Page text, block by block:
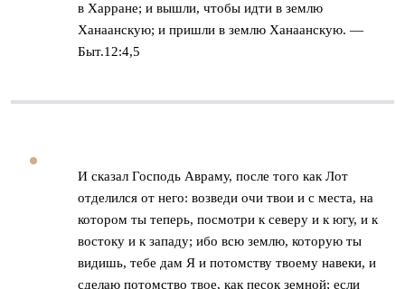
в Харране; и вышли, чтобы идти в землю
Ханаанскую; и пришли в землю Ханаанскую. —
Быт.12:4,5
И сказал Господь Авраму, после того как Лот
отделился от него: возведи очи твои и с места, на
котором ты теперь, посмотри к северу и к югу, и к
востоку и к западу; ибо всю землю, которую ты
видишь, тебе дам Я и потомству твоему навеки, и
сделаю потомство твое, как песок земной; если